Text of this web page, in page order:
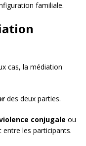
familiale.
cas, la médiation
des deux parties.
conjugale ou
les participants.